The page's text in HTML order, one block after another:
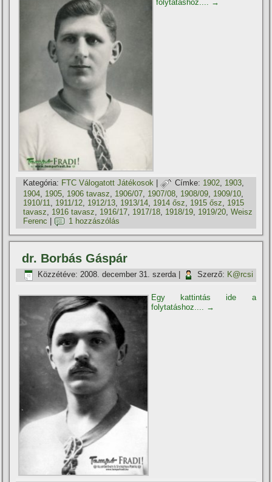
folytatáshoz.... →
Kategória: FTC Válogatott Játékosok Címke: 1902 1903
1904 1905 1906 tavasz 1906/07 1907/08 1908/09 1909/10
1910/11
1911/12 1912/13 1913/14 1914 ősz 1915 ősz
1915
tavasz
1916 tavasz 1916/17 1917/18 1918/19 1919/20 ,Weisz
Ferenc
1 hozzászólás
dr. Borbás Gáspár
Közzétéve: 2008. december 31. szerda Szerző: K@rcsi
Egy kattintás ide a
folytatáshoz....
→